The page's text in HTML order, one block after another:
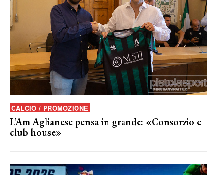
CALCIO / PROMOZIONE
L’Am Aglianese pensa in grande: «Consorzio e
club house»